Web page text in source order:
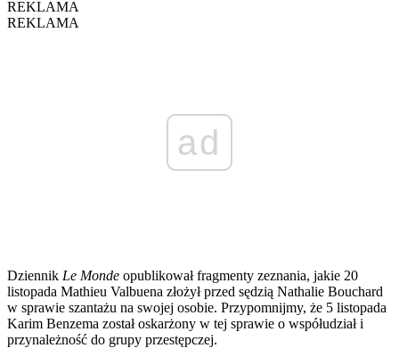
REKLAMA
REKLAMA
ad
Dziennik Le Monde opublikował fragmenty zeznania, jakie 20
listopada Mathieu Valbuena złożył przed sędzią Nathalie Bouchard
w sprawie szantażu na swojej osobie. Przypomnijmy, że 5 listopada
Karim Benzema został oskarżony w tej sprawie o współudział i
przynależność do grupy przestępczej.